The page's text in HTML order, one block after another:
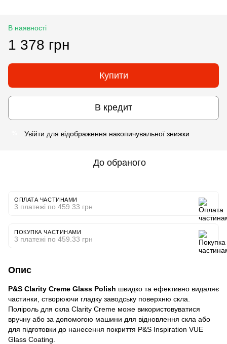
В наявності
1 378 грн
Купити
В кредит
Увійти для відображення накопичувальної знижки
До обраного
ОПЛАТА ЧАСТИНАМИ
3 платежі по 459.33 грн
ПОКУПКА ЧАСТИНАМИ
3 платежі по 459.33 грн
Опис
P&S Clarity Creme Glass Polish швидко та ефективно видаляє
частинки, створюючи гладку заводську поверхню скла.
Поліроль для скла Clarity Creme може використовуватися
вручну або за допомогою машини для відновлення скла або
для підготовки до нанесення покриття P&S Inspiration VUE
Glass Coating.